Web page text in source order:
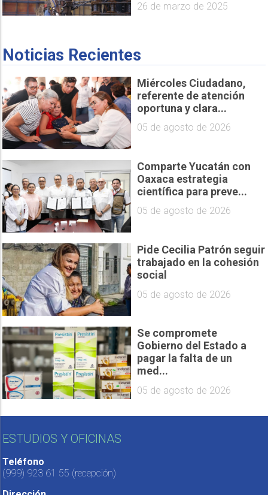
26 de marzo de 2025
Noticias Recientes
Miércoles Ciudadano,
referente de atención
oportuna y clara...
05 de agosto de 2026
Comparte Yucatán con
Oaxaca estrategia
científica para preve...
05 de agosto de 2026
Pide Cecilia Patrón seguir
trabajado en la cohesión
social
05 de agosto de 2026
Se compromete
Gobierno del Estado a
pagar la falta de un
med...
05 de agosto de 2026
ESTUDIOS Y OFICINAS
Teléfono
(999) 923 61 55 (recepción)